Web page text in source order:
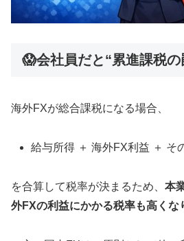
😱会社員だと“累進課税
海外FXが総合課税になる場合、
給与所得 ＋ 海外FX利益 ＋ そ
を合算して税率が決まるため、 本
外FXの利益にかかる税率も高くな